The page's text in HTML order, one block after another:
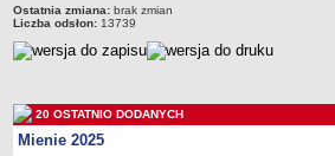
Specjalny Ośrodek nr 5
Dane podstawowe
Majątek
Ostatnia zmiana: brak zmian
Liczba odsłon: 13739
20 OSTATNIO DODANYCH
Mienie 2025